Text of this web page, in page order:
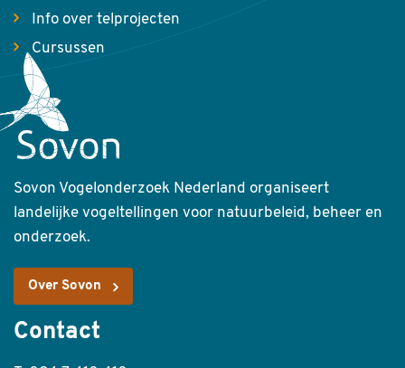
Info over telprojecten
Cursussen
Sovon Vogelonderzoek Nederland organiseert
landelijke vogeltellingen voor natuurbeleid, beheer en
onderzoek.
Over Sovon
Contact